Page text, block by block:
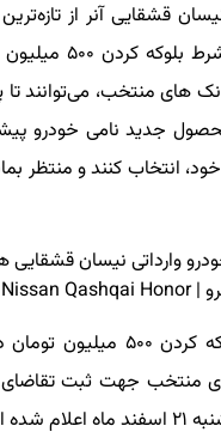
قشقایی آنر از
های وارداتی،
جدید نامی خودرو
انتخاب کنند و منتظر
آخرین مهلت بلوکه کردن
منتخب جهت ثبت تقاضای